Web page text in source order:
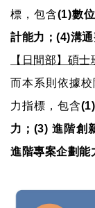
標，包含(1)數
計能力；(4)溝
【日間部】碩士
而本系則依據
力指標，包含
力；(3) 進階創
進階專案企劃能